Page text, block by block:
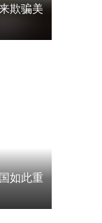
欺骗美
如此重